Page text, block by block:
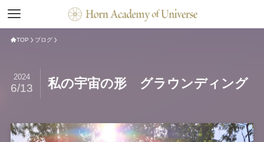
TOP ブログ
私の宇宙の形 グラウンディング
2024
6/13